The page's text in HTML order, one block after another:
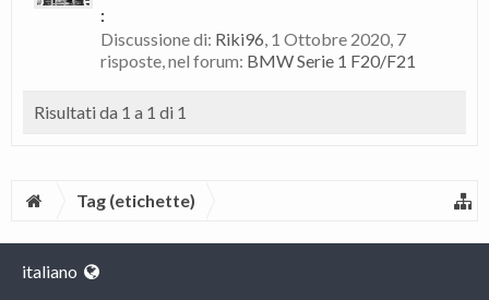
:
Discussione di: Riki96, 1 Ottobre 2020, 7
risposte, nel forum: BMW Serie 1 F20/F21
Risultati da 1 a 1 di 1
Tag (etichette)
italiano